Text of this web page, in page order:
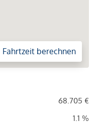
Fahrtzeit berechnen
68.705 €
1.1 %